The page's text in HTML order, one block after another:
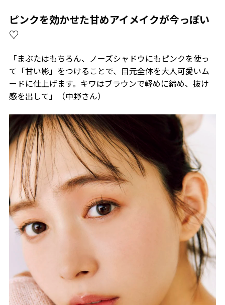
ピンクを効かせた甘めアイメイクが今っぽい
♡
「まぶたはもちろん、ノーズシャドウにもピンクを使っ
て「甘い影」をつけることで、目元全体を大人可愛いム
ードに仕上げます。キワはブラウンで軽めに締め、抜け
感を出して」（中野さん）